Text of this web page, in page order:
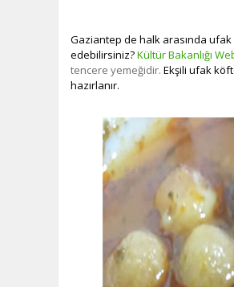
Gaziantep de halk arasında ufak
edebilirsiniz?Kültür Bakanlığı
tencere yemeğidir. Ekşili ufak
hazırlanır.